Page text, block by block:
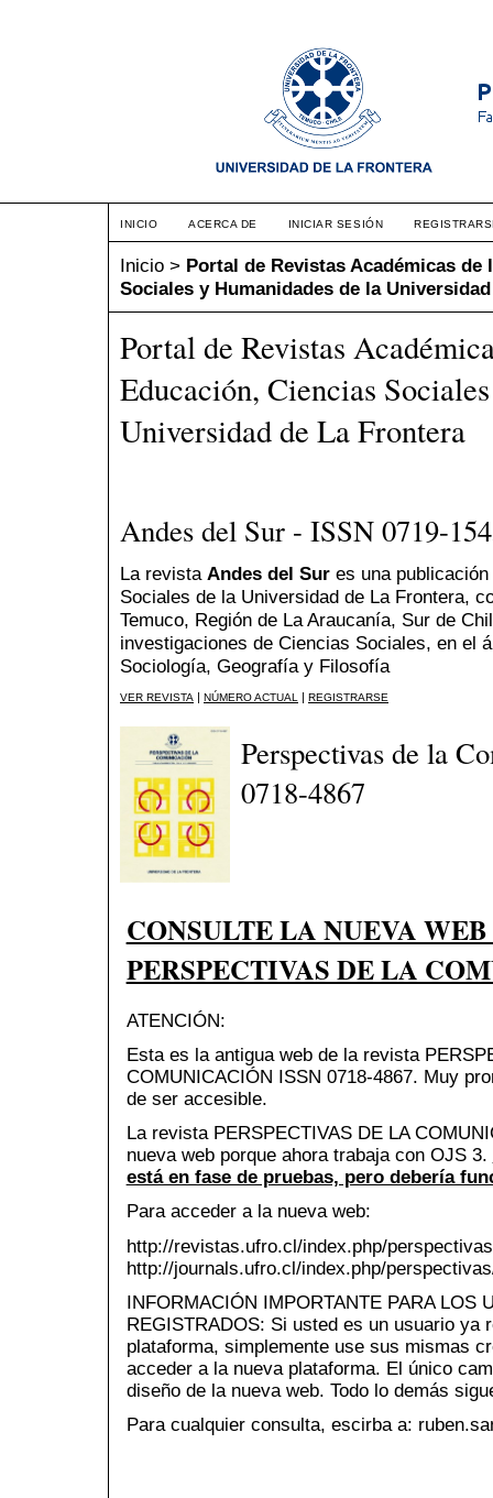
INICIO ACERCA DE INICIAR SESIÓN
Inicio > Portal de Revistas Académicas de
Sociales y Humanidades de la
Portal de Revistas
Educación, Ciencias
Universidad de La Frontera
Andes del Sur - ISSN 0719-
La revista Andes del Sur es una
Sociales de la Universidad de La Frontera,
Temuco, Región de La Araucanía, Sur de
investigaciones de Ciencias Sociales, en el
Sociología, Geografía y Filosofía
VER REVISTA NÚMERO ACTUAL REGISTRARSE
Perspectivas de la
0718-4867
CONSULTE LA NUEVA WEB
PERSPECTIVAS DE LA
ATENCIÓN:
Esta es la antigua web de la revista
COMUNICACIÓN ISSN 0718-4867. Muy
de ser accesible.
La revista PERSPECTIVAS DE LA
nueva web porque ahora trabaja con OJS 3.
está en fase de pruebas, pero debería
Para acceder a la nueva web:
http://revistas.ufro.cl/index.php/
http://journals.ufro.cl/index.php/
INFORMACIÓN IMPORTANTE PARA LOS
REGISTRADOS: Si usted es un usuario ya
plataforma, simplemente use sus mismas
acceder a la nueva plataforma. El único
diseño de la nueva web. Todo lo demás
Para cualquier consulta, escirba a: